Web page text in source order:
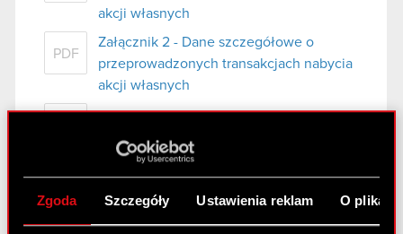
Zgoda Szczegóły Ustawienia reklam O
akcji własnych
PDF
Załącznik 2 - Dane szczegółowe o
przeprowadzonych transakcjach nabycia
akcji własnych
Raport bieżący nr 14/2025
5 września 2025